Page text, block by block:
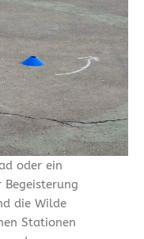
oder ein
die Wilde
Stationen